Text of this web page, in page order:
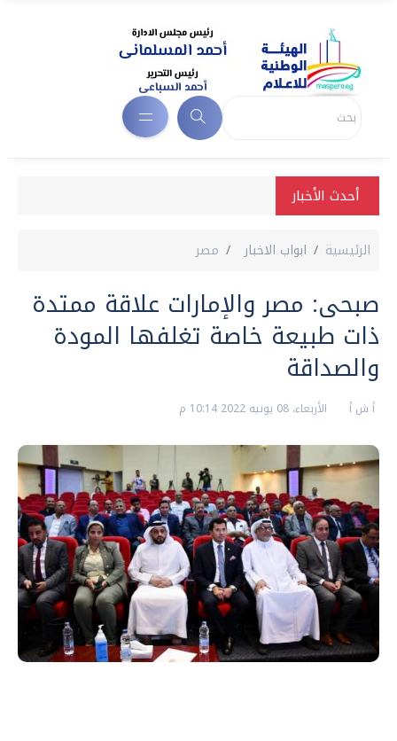
أحدث الأخبار
الرئيسية ابواب الاخبار مصر
صبحى: مصر والإمارات علاقة ممتدة
ذات طبيعة خاصة تغلفها المودة
والصداقة
أ ش أ الأربعاء، 08 يونيه 2022 10:14 م